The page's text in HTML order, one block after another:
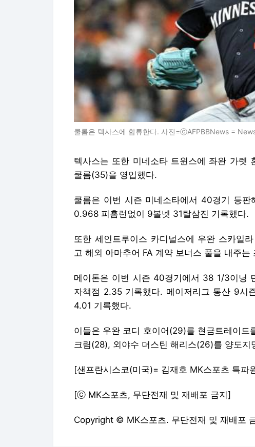
쿨롬은 텍사스에 합류한다. 사진=ⓒAFPBBNews =
텍사스는 또한 미네소타 트윈스에 좌완 가렛
쿨롬(35)을 영입했다.
쿨롬은 이번 시즌 미네소타에서 40경기 등판
0.968 피홈런없이 9볼넷 31탈삼진 기록했다.
또한 세인트루이스 카디널스에 우완 스카일
고 해외 아마추어 FA 계약 보너스 풀을 내주
메이톤은 이번 시즌 40경기에서 38 1/3이닝
자책점 2.35 기록했다. 메이저리그 통산 9시
4.01 기록했다.
이들은 우완 코디 호이어(29)를 현금트레이드
크림(28), 외야수 더스틴 해리스(26)를 양도지
[샌프란시스코(미국)= 김재호 MK스포츠 특파
[ⓒ MK스포츠, 무단전재 및 재배포 금지]
Copyright © MK스포츠. 무단전재 및 재배포